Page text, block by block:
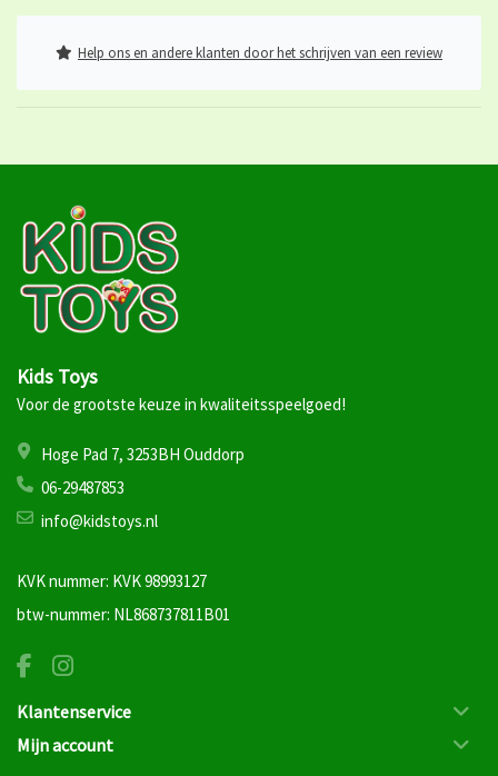
Help ons en andere klanten door het schrijven van een review
Kids Toys
Voor de grootste keuze in kwaliteitsspeelgoed!
Hoge Pad 7, 3253BH Ouddorp
06-29487853
info@kidstoys.nl
KVK nummer: KVK 98993127
btw-nummer: NL868737811B01
Klantenservice
Mijn account